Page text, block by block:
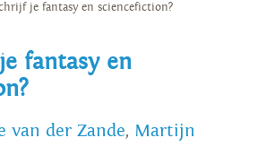
je fantasy en sciencefiction?
fantasy en
van der Zande, Martijn